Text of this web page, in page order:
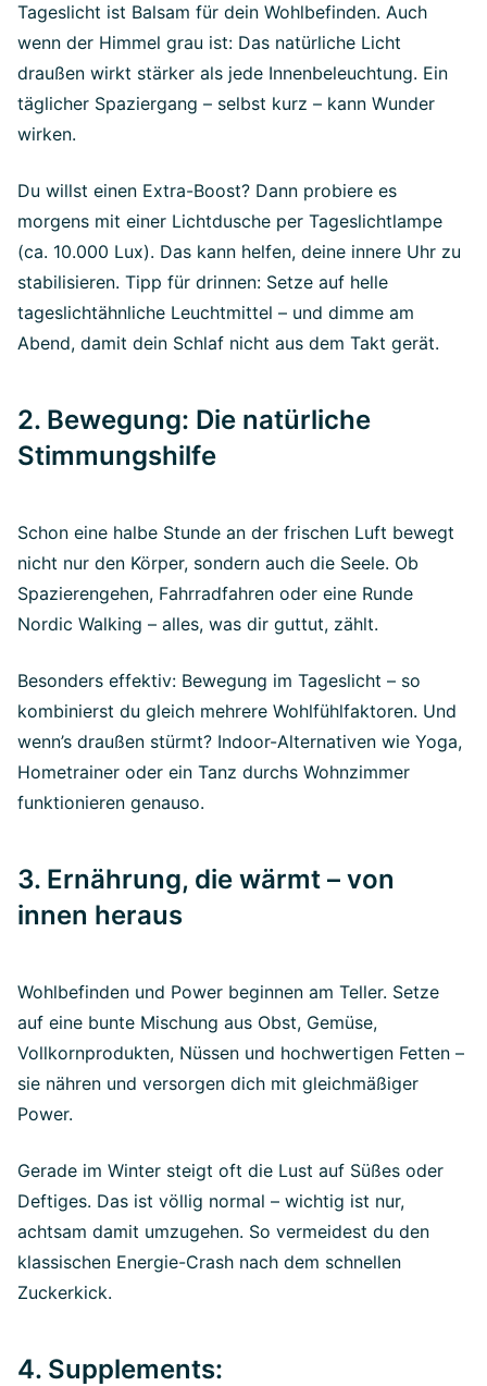
Tageslicht ist Balsam für dein Wohlbefinden. Auch
wenn der Himmel grau ist: Das natürliche Licht
draußen wirkt stärker als jede Innenbeleuchtung. Ein
täglicher Spaziergang – selbst kurz – kann Wunder
wirken.
Du willst einen Extra-Boost? Dann probiere es
morgens mit einer Lichtdusche per Tageslichtlampe
(ca. 10.000 Lux). Das kann helfen, deine innere Uhr zu
stabilisieren. Tipp für drinnen: Setze auf helle
tageslichtähnliche Leuchtmittel – und dimme am
Abend, damit dein Schlaf nicht aus dem Takt gerät.
2. Bewegung: Die natürliche
Stimmungshilfe
Schon eine halbe Stunde an der frischen Luft bewegt
nicht nur den Körper, sondern auch die Seele. Ob
Spazierengehen, Fahrradfahren oder eine Runde
Nordic Walking – alles, was dir guttut, zählt.
Besonders effektiv: Bewegung im Tageslicht – so
kombinierst du gleich mehrere Wohlfühlfaktoren. Und
wenn’s draußen stürmt? Indoor-Alternativen wie Yoga,
Hometrainer oder ein Tanz durchs Wohnzimmer
funktionieren genauso.
3. Ernährung, die wärmt – von
innen heraus
Wohlbefinden und Power beginnen am Teller. Setze
auf eine bunte Mischung aus Obst, Gemüse,
Vollkornprodukten, Nüssen und hochwertigen Fetten –
sie nähren und versorgen dich mit gleichmäßiger
Power.
Gerade im Winter steigt oft die Lust auf Süßes oder
Deftiges. Das ist völlig normal – wichtig ist nur,
achtsam damit umzugehen. So vermeidest du den
klassischen Energie-Crash nach dem schnellen
Zuckerkick.
4. Supplements: